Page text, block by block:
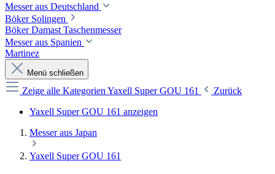
Messer aus Deutschland
Böker Solingen
Böker Damast Taschenmesser
Messer aus Spanien
Martinez
Menü schließen
Zeige alle Kategorien Yaxell Super GOU 161
Zurück
Yaxell Super GOU 161 anzeigen
Messer aus Japan
Yaxell Super GOU 161